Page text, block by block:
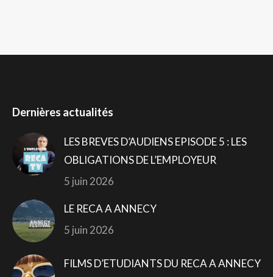
Dernières actualités
LES BREVES D’AUDIENS EPISODE 5 : LES
OBLIGATIONS DE L’EMPLOYEUR
5 juin 2026
LE RECA A ANNECY
5 juin 2026
FILMS D’ETUDIANTS DU RECA A ANNECY